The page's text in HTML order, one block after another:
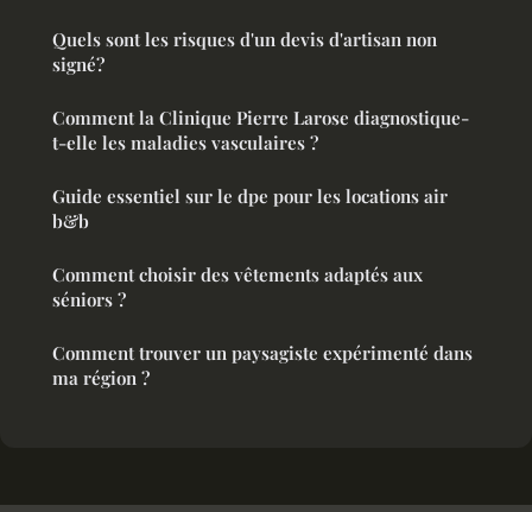
Quels sont les risques d'un devis d'artisan non
signé?
Comment la Clinique Pierre Larose diagnostique-
t-elle les maladies vasculaires ?
Guide essentiel sur le dpe pour les locations air
b&b
Comment choisir des vêtements adaptés aux
séniors ?
Comment trouver un paysagiste expérimenté dans
ma région ?